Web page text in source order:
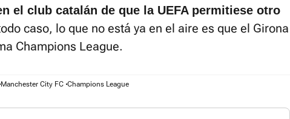
el club catalán de que la UEFA permitiese otro
caso, lo que no está ya en el aire es que el Girona
Champions League.
Manchester City FC Champions League